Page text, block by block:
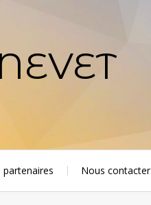
partenaires Nous contacter